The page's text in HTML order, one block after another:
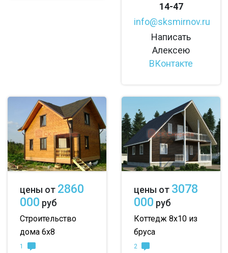
14-47
info@sksmirnov.ru
Написать
Алексею
ВКонтакте
цены от 2860
000 руб
Строительство
дома 6х8
1
цены от 3078
000 руб
Коттедж 8х10 из
бруса
2